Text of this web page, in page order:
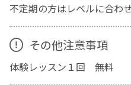
不定期の方はレベルに合
その他注意事項
体験レッスン１回 無料